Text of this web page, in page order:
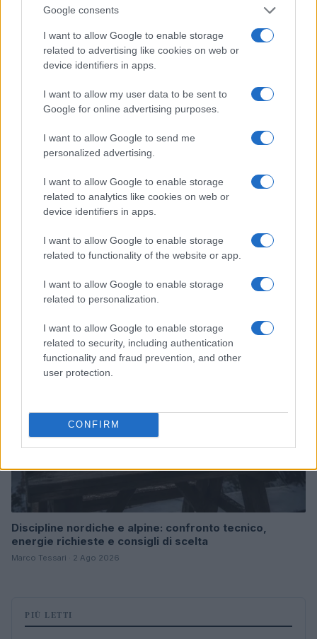
Google consents
I want to allow Google to enable storage
related to advertising like cookies on web or
device identifiers in apps.
I want to allow my user data to be sent to
Google for online advertising purposes.
I want to allow Google to send me
personalized advertising.
I want to allow Google to enable storage
related to analytics like cookies on web or
device identifiers in apps.
I want to allow Google to enable storage
related to functionality of the website or app.
I want to allow Google to enable storage
related to personalization.
I want to allow Google to enable storage
related to security, including authentication
functionality and fraud prevention, and other
user protection.
CONFIRM
Addio ad Alessio Gontier, l’uomo che ha rivoluzionato
Marco Tessari · 5 Ago 2026
del cambiamento climatico
Marco Tessari · 5 Ago 2026
DISCIPLINE
Discipline nordiche e alpine: confronto tecnico,
energie richieste e consigli di scelta
Marco Tessari · 2 Ago 2026
PIÙ LETTI